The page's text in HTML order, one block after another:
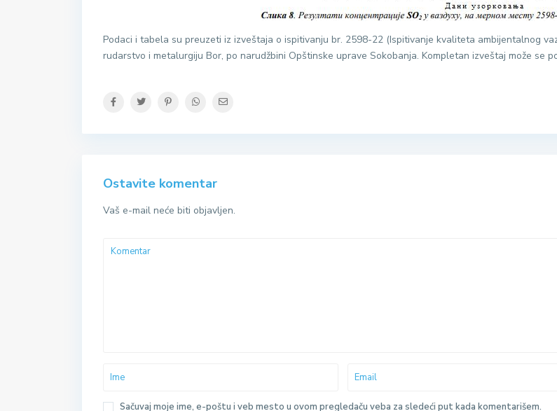
Podaci i tabela su preuzeti iz izveštaja o ispitivanju br. 2598-22 (Ispitivanje kvaliteta ambijentalnog
rudarstvo i metalurgiju Bor, po narudžbini Opštinske uprave Sokobanja. Kompletan izveštaj može se
Ostavite komentar
Vaš e-mail neće biti objavljen.
Sačuvaj moje ime, e-poštu i veb mesto u ovom pregledaču veba za sledeći put kada komentarišem.